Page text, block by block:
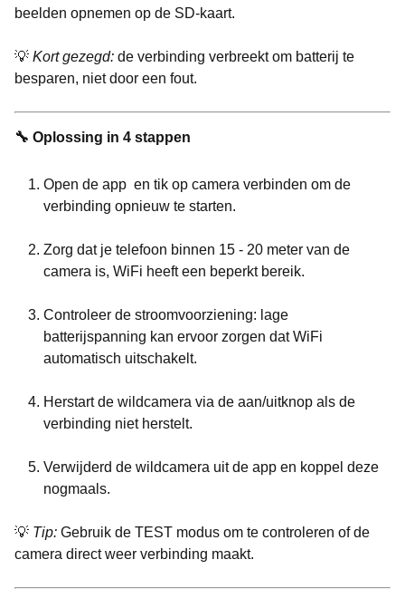
beelden opnemen op de SD-kaart.
💡 Kort gezegd: de verbinding verbreekt om batterij te
besparen, niet door een fout.
🔧 Oplossing in 4 stappen
Open de app en tik op camera verbinden om de
verbinding opnieuw te starten.
Zorg dat je telefoon binnen 15 - 20 meter van de
camera is, WiFi heeft een beperkt bereik.
Controleer de stroomvoorziening: lage
batterijspanning kan ervoor zorgen dat WiFi
automatisch uitschakelt.
Herstart de wildcamera via de aan/uitknop als de
verbinding niet herstelt.
Verwijderd de wildcamera uit de app en koppel deze
nogmaals.
💡 Tip: Gebruik de TEST modus om te controleren of de
camera direct weer verbinding maakt.